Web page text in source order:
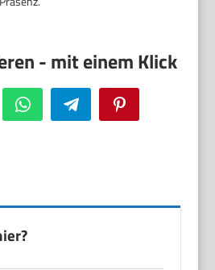
WhatsApp Telegram